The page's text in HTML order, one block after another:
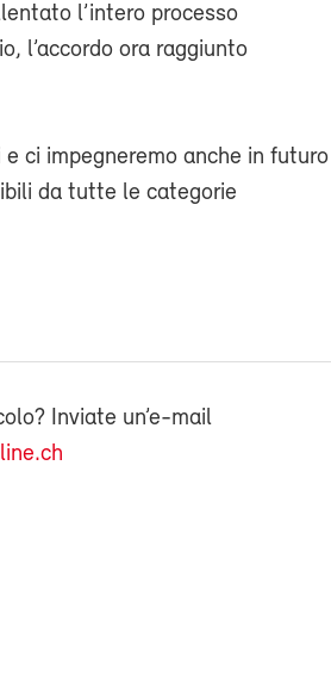
l’intero processo
l’accordo ora raggiunto
ci impegneremo anche in futuro
da tutte le categorie
Inviate un’e-mail